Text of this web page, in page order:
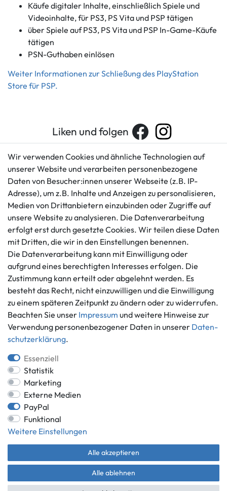
Käufe digitaler Inhalte, einschließlich Spiele und
Videoinhalte, für PS3, PS Vita und PSP tätigen
über Spiele auf PS3, PS Vita und PSP In-Game-Käufe
tätigen
PSN-Guthaben einlösen
Weiter Informationen zur Schließung des PlayStation
Store für PSP.
Liken und folgen
Kundenservice
+49 421 596586
Mo. - Fr. 9 - 16 Uhr
info@gameworld.de
Kontaktformular
Rechtliches
AGB
Impressum
Datenschutzerklärung
Barrierefreiheitserklärung
Widerrufs­recht
Vertrag widerrufen
Informationen
Ankauf
Über uns
Häufig gestellte Fragen
Zahlung und Versand
Batterieentsorgung
Zahlungsmöglichkeiten
*Alle Preise inkl. gesetzlicher MwSt.,
** gilt für Lieferungen innerhalb Deutschlands, Lieferzeiten für andere
Länder entnehmen Sie bitte der Schaltfläche mit den
Versandinformationen.
© Game World 2026 | Alle Rechte vorbehalten.
Wir verwenden Cookies und ähnliche Technologien auf
unserer Website und verarbeiten personenbezogene
Daten von Besucher:innen unserer Webseite (z.B. IP-
Adresse), um z.B. Inhalte und Anzeigen zu personalisieren,
Medien von Drittanbietern einzubinden oder Zugriffe auf
unsere Website zu analysieren. Die Datenverarbeitung
erfolgt erst durch gesetzte Cookies. Wir teilen diese Daten
mit Dritten, die wir in den Einstellungen benennen.
Die Datenverarbeitung kann mit Einwilligung oder
aufgrund eines berechtigten Interesses erfolgen. Die
Zustimmung kann erteilt oder abgelehnt werden. Es
besteht das Recht, nicht einzuwilligen und die Einwilligung
zu einem späteren Zeitpunkt zu ändern oder zu widerrufen.
Beachten Sie unser Impressum und weitere Hinweise zur
Verwendung personenbezogener Daten in unserer Daten­
schutz­erklärung.
Essenziell
Statistik
Marketing
Externe Medien
PayPal
Funktional
Weitere Einstellungen
Alle akzeptieren
Alle ablehnen